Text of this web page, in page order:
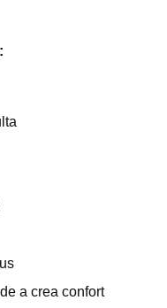
a crea confort